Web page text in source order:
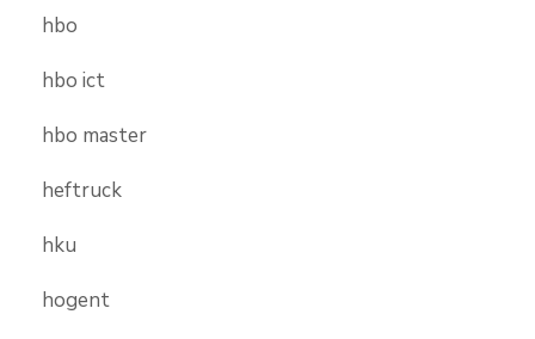
hbo
hbo ict
hbo master
heftruck
hku
hogent